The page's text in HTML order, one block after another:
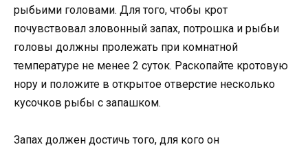
рыбьими головами. Для того, чтобы крот
почувствовал зловонный запах, потрошка и рыбьи
головы должны пролежать при комнатной
температуре не менее 2 суток. Раскопайте кротовую
нору и положите в открытое отверстие несколько
кусочков рыбы с запашком.
Запах должен достичь того, для кого он